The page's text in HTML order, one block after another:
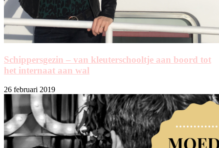
Schippersgezin – van kleuterschooltje aan boord tot
het internaat aan wal
26 februari 2019